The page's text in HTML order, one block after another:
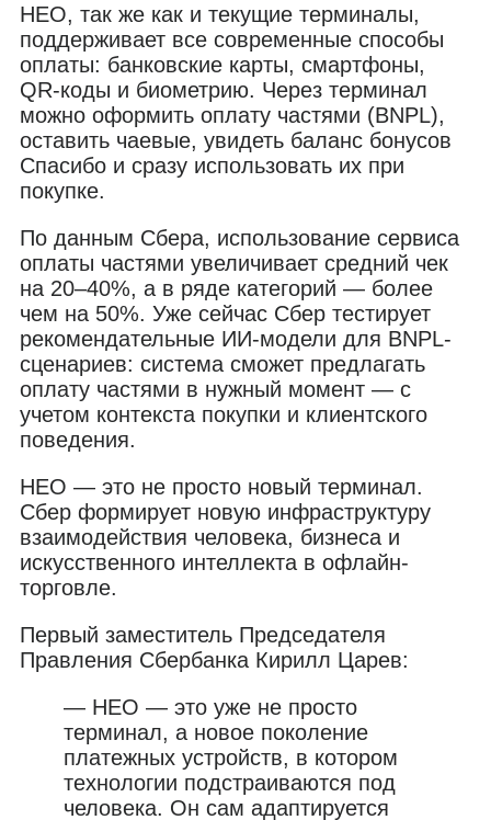
НЕО, так же как и текущие терминалы,
поддерживает все современные способы
оплаты: банковские карты, смартфоны,
QR-коды и биометрию. Через терминал
можно оформить оплату частями (BNPL),
оставить чаевые, увидеть баланс бонусов
Спасибо и сразу использовать их при
покупке.
По данным Сбера, использование сервиса
оплаты частями увеличивает средний чек
на 20–40%, а в ряде категорий — более
чем на 50%. Уже сейчас Сбер тестирует
рекомендательные ИИ-модели для BNPL-
сценариев: система сможет предлагать
оплату частями в нужный момент — с
учетом контекста покупки и клиентского
поведения.
НЕО — это не просто новый терминал.
Сбер формирует новую инфраструктуру
взаимодействия человека, бизнеса и
искусственного интеллекта в офлайн-
торговле.
Первый заместитель Председателя
Правления Сбербанка Кирилл Царев:
— НЕО — это уже не просто
терминал, а новое поколение
платежных устройств, в котором
технологии подстраиваются под
человека. Он сам адаптируется